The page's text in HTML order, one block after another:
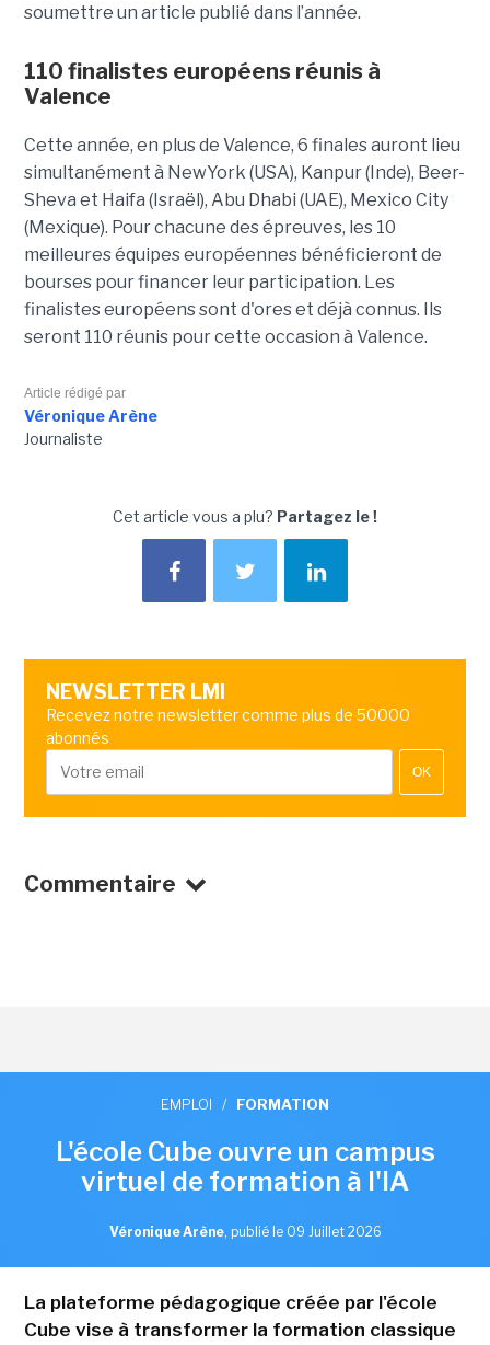
soumettre un article publié dans l’année.
110 finalistes européens réunis à
Valence
Cette année, en plus de Valence, 6 finales auront lieu
simultanément à NewYork (USA), Kanpur (Inde), Beer-
Sheva et Haifa (Israël), Abu Dhabi (UAE), Mexico City
(Mexique). Pour chacune des épreuves, les 10
meilleures équipes européennes bénéficieront de
bourses pour financer leur participation. Les
finalistes européens sont d'ores et déjà connus. Ils
seront 110 réunis pour cette occasion à Valence.
Article rédigé par
Véronique Arène
Journaliste
Cet article vous a plu? Partagez le !
NEWSLETTER LMI
Recevez notre newsletter comme plus de 50000
abonnés
OK
Commentaire
EMPLOI / FORMATION
L'école Cube ouvre un campus
virtuel de formation à l'IA
Véronique Arène, publié le 09 Juillet 2026
La plateforme pédagogique créée par l'école
Cube vise à transformer la formation classique